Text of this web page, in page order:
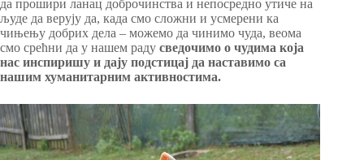
да прошири ланац доброчинства и непосредно утиче на
људе да верују да, када смо сложни и усмерени ка
чињењу добрих дела – можемо да чинимо чуда, веома
смо срећни да у нашем раду сведочимо о чудима која
нас инспиришу и дају подстицај да наставимо са
нашим хуманитарним активностима.